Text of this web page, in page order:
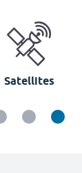
Satellites